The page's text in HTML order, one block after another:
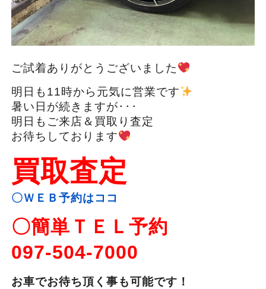
ご試着ありがとうございました
明日も11時から元気に営業です
暑い日が続きますが･･･
明日もご来店＆買取り査定
お待ちしております
買取査定
〇ＷＥＢ予約はココ
〇簡単ＴＥＬ予約
097-504-7000
お車でお待ち頂く事も可能です！